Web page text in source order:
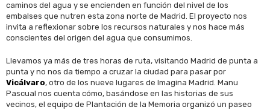
caminos del agua y se encienden en función del nivel de los
embalses que nutren esta zona norte de Madrid. El proyecto nos
invita a reflexionar sobre los recursos naturales y nos hace más
conscientes del origen del agua que consumimos.
Llevamos ya más de tres horas de ruta, visitando Madrid de punta a
punta y no nos da tiempo a cruzar la ciudad para pasar por
Vicálvaro, otro de los nueve lugares de Imagina Madrid. Manu
Pascual nos cuenta cómo, basándose en las historias de sus
vecinos, el equipo de Plantación de la Memoria organizó un paseo